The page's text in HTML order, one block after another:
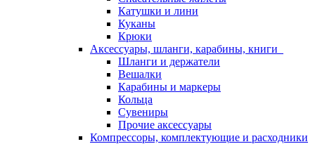
Катушки и лини
Куканы
Крюки
Аксессуары, шланги, карабины, книги
Шланги и держатели
Вешалки
Карабины и маркеры
Кольца
Сувениры
Прочие аксессуары
Компрессоры, комплектующие и расходники